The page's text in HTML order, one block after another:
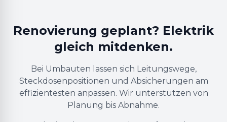
Renovierung geplant? Elektrik
gleich mitdenken.
Bei Umbauten lassen sich Leitungswege,
Steckdosenpositionen und Absicherungen am
effizientesten anpassen. Wir unterstützen von
Planung bis Abnahme.